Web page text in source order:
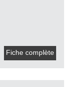
Fiche complète